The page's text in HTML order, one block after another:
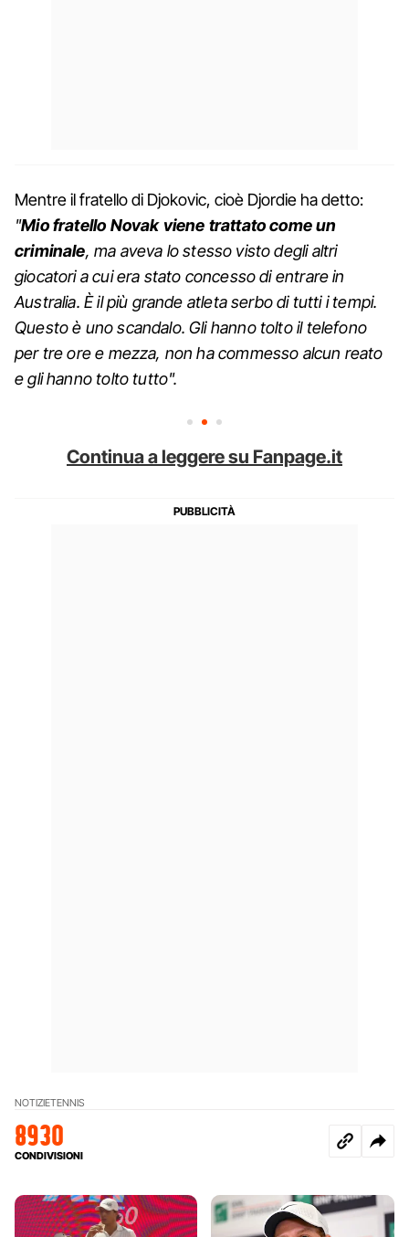
Mentre il fratello di Djokovic, cioè Djordie ha detto:
"Mio fratello Novak viene trattato come un
criminale, ma aveva lo stesso visto degli altri
giocatori a cui era stato concesso di entrare in
Australia. È il più grande atleta serbo di tutti i tempi.
Questo è uno scandalo. Gli hanno tolto il telefono
per tre ore e mezza, non ha commesso alcun reato
e gli hanno tolto tutto".
Continua a leggere su Fanpage.it
NOTIZIETENNIS
8930
CONDIVISIONI